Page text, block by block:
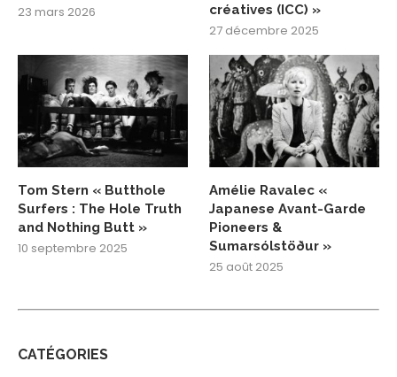
23 mars 2026
créatives (ICC) »
27 décembre 2025
Tom Stern « Butthole
Surfers : The Hole Truth
and Nothing Butt »
10 septembre 2025
Amélie Ravalec «
Japanese Avant-Garde
Pioneers &
Sumarsólstöður »
25 août 2025
CATÉGORIES